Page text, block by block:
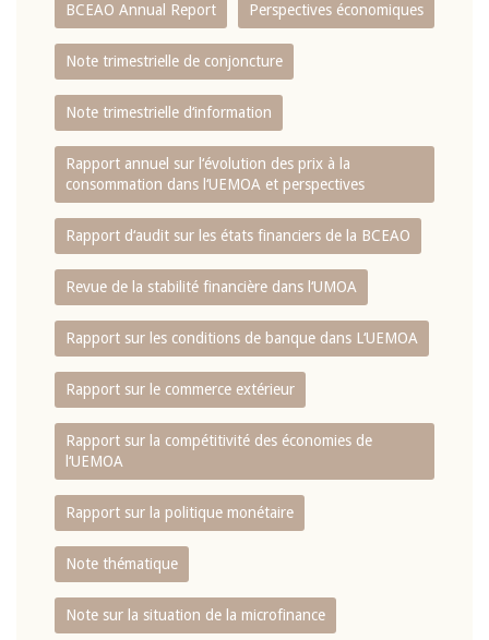
BCEAO Annual Report Perspectives économiques
Note trimestrielle de conjoncture
Note trimestrielle d‘information
Rapport annuel sur l‘évolution des prix à la
consommation dans l‘UEMOA et perspectives
Rapport d‘audit sur les états financiers de la BCEAO
Revue de la stabilité financière dans l‘UMOA
Rapport sur les conditions de banque dans L‘UEMOA
Rapport sur le commerce extérieur
Rapport sur la compétitivité des économies de
l‘UEMOA
Rapport sur la politique monétaire
Note thématique
Note sur la situation de la microfinance